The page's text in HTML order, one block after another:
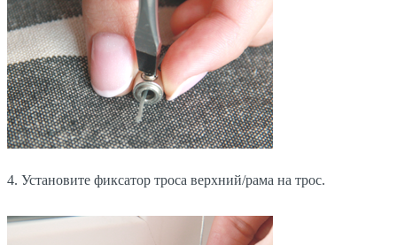
4. Установите фиксатор троса верхний/рама на трос.